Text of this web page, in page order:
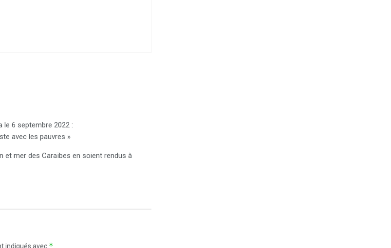
le 6 septembre 2022 :
avec les pauvres »
et mer des Caraïbes en soient rendus à
indiqués avec *